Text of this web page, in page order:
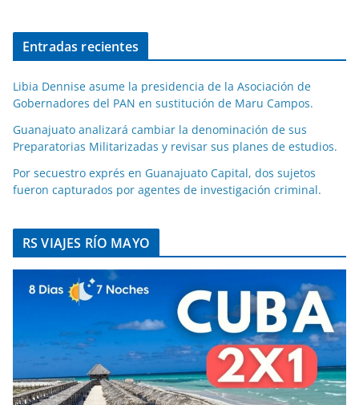
Entradas recientes
Libia Dennise asume la presidencia de la Asociación de
Gobernadores del PAN en sustitución de Maru Campos.
Guanajuato analizará cambiar la denominación de sus
Preparatorias Militarizadas y revisar sus planes de estudios.
Por secuestro exprés en Guanajuato Capital, dos sujetos
fueron capturados por agentes de investigación criminal.
RS VIAJES RÍO MAYO